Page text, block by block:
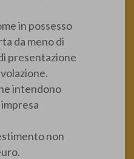
in possesso
da meno di
presentazione
intendono
non